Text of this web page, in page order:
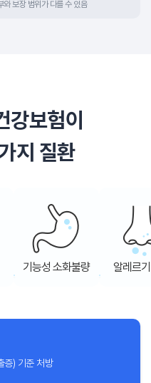
와 보장 범위가 다를 수 있음
보험이
지 질환
기능성 소화불량 알레르
증) 기준 처방